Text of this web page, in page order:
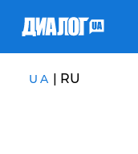
UA | RU